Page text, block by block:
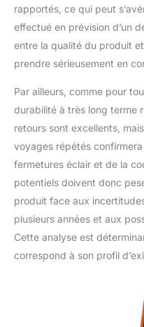
rapportés, ce qui peut
effectué en prévision d’un
entre la qualité du produit
prendre sérieusement en
Par ailleurs, comme pour
durabilité à très long terme
retours sont excellents,
voyages répétés
fermetures éclair et de la
potentiels doivent donc
produit face aux
plusieurs années et aux
Cette analyse est
correspond à son profil